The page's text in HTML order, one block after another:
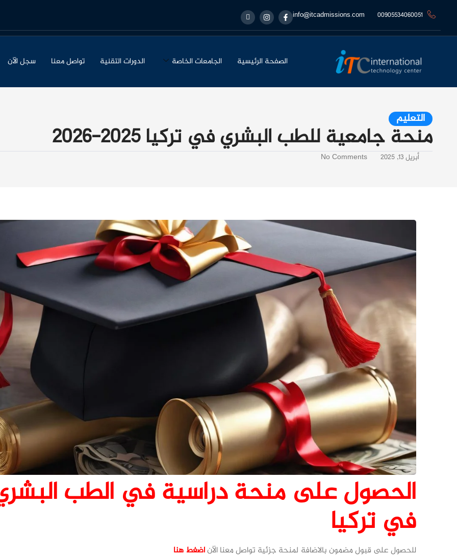
00905534060051
info@itcadmissions.com
الصفحة الرئيسية الجامعات الخاصة الدورات التقنية تواصل معنا سجل الآن
التعليم
منحة جامعية للطب البشري في تركيا 2025-2026
أبريل 13, 2025 No Comments
الحصول على منحة دراسية في الطب
في تركيا
للحصول على قبول مضمون بالاضافة لمنحة جزئية تواصل معنا الآناضغط هنا